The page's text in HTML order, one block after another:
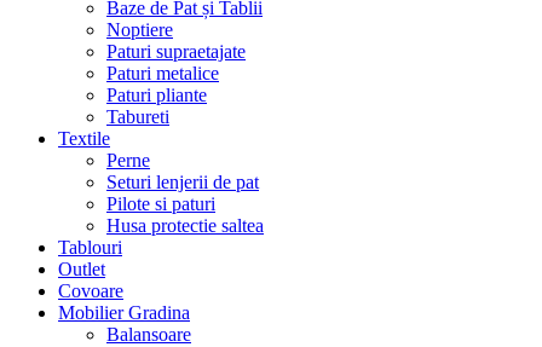
Baze de Pat și Tablii
Noptiere
Paturi supraetajate
Paturi metalice
Paturi pliante
Tabureti
Textile
Perne
Seturi lenjerii de pat
Pilote si paturi
Husa protectie saltea
Tablouri
Outlet
Covoare
Mobilier Gradina
Balansoare